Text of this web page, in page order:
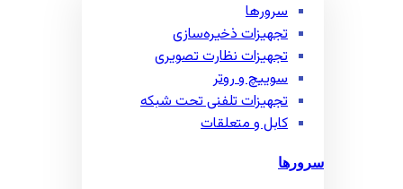
سرورها
تجهیزات ذخیره‌سازی
تجهیزات نظارت تصویری
سوییچ و روتر
تجهیزات تلفنی تحت شبکه
کابل و متعلقات
سرورها